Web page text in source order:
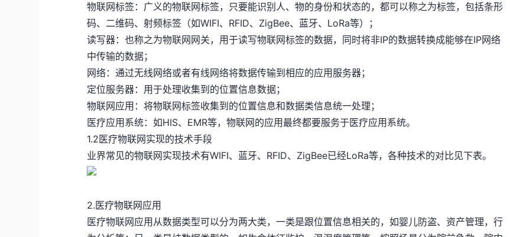
物联网标签：广义的物联网标签，只要能识别人、物的身份和状态的，都可以称之为标签，包括条形
码、二维码、射频标签（如WIFI、RFID、ZigBee、蓝牙、LoRa等）；
读写器：也称之为物联网网关，用于读写物联网标签的数据，同时将非IP的数据转换成能够在IP网络
中传输的数据；
网络：通过无线网络或者有线网络将数据传输到相应的应用服务器；
定位服务器：用于处理收集到的位置信息数据；
物联网应用：将物联网标签收集到的位置信息和数据类信息统一处理；
医疗应用系统：如HIS、EMR等，物联网的应用最终都要服务于医疗应用系统。
1.2医疗物联网实现的技术手段
业界常见的物联网实现技术有WIFI、蓝牙、RFID、ZigBee已经LoRa等，各种技术的对比见下表。
2.医疗物联网应用
医疗物联网应用从数据类型可以分为两大类，一类是跟位置信息相关的，如婴儿防盗、资产管理，行